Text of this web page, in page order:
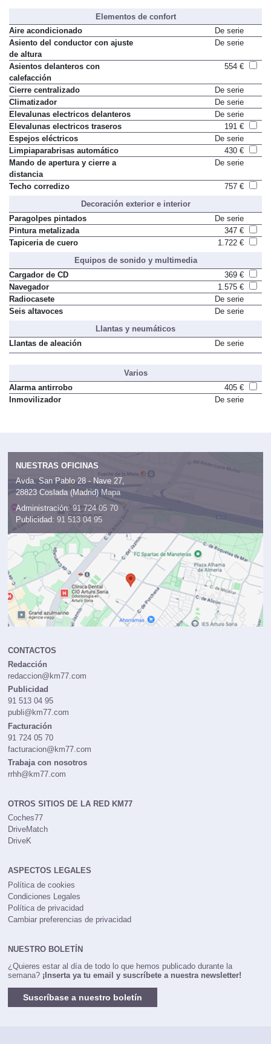
Elementos de confort
Aire acondicionado
De serie
Asiento del conductor con ajuste
de altura
De serie
Asientos delanteros con
calefacción
554 €
Cierre centralizado
De serie
Climatizador
De serie
Elevalunas electricos delanteros
De serie
Elevalunas electricos traseros
191 €
Espejos eléctricos
De serie
Limpiaparabrisas automático
430 €
Mando de apertura y cierre a
distancia
De serie
Techo corredizo
757 €
Decoración exterior e interior
Paragolpes pintados
De serie
Pintura metalizada
347 €
Tapiceria de cuero
1.722 €
Equipos de sonido y multimedia
Cargador de CD
369 €
Navegador
1.575 €
Radiocasete
De serie
Seis altavoces
De serie
Llantas y neumáticos
Llantas de aleación
De serie
Varios
Alarma antirrobo
405 €
Inmovilizador
De serie
NUESTRAS OFICINAS
Avda. San Pablo 28 - Nave 27,
28823 Coslada (Madrid) Mapa
Administración: 91 724 05 70
Publicidad: 91 513 04 95
CONTACTOS
Redacción
redaccion@km77.com
Publicidad
91 513 04 95
publi@km77.com
Facturación
91 724 05 70
facturacion@km77.com
Trabaja con nosotros
rrhh@km77.com
OTROS SITIOS DE LA RED KM77
Coches77
DriveMatch
DriveK
ASPECTOS LEGALES
Política de cookies
Condiciones Legales
Política de privacidad
Cambiar preferencias de privacidad
NUESTRO BOLETÍN
¿Quieres estar al día de todo lo que hemos publicado durante la
semana? ¡Inserta ya tu email y suscríbete a nuestra newsletter!
Suscríbase a nuestro boletín